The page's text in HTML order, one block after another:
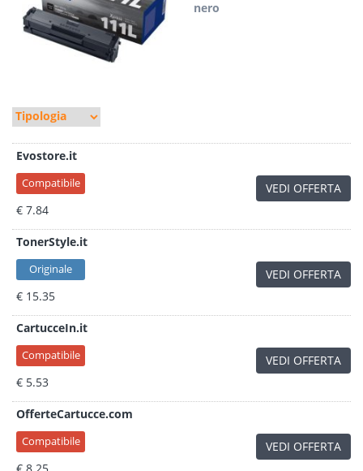
nero
Evostore.it
Compatibile
€ 7.84
VEDI OFFERTA
TonerStyle.it
Originale
€ 15.35
VEDI OFFERTA
CartucceIn.it
Compatibile
€ 5.53
VEDI OFFERTA
OfferteCartucce.com
Compatibile VEDI OFFERTA